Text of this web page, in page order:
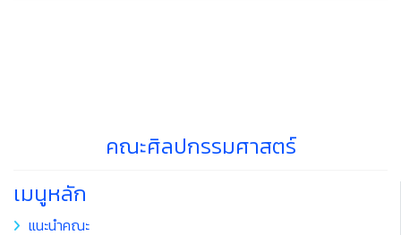
คณะศิลปกรรมศาสตร์
เมนูหลัก
แนะนำคณะ